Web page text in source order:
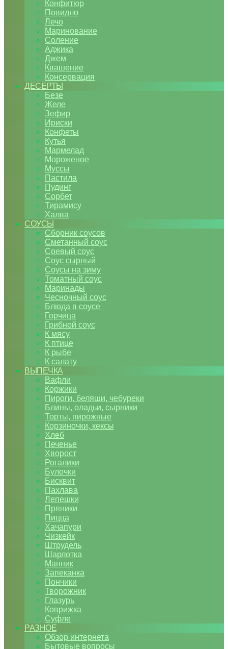
Конфитюр
Повидло
Лечо
Маринование
Соление
Аджика
Джем
Квашение
Консервация
ДЕСЕРТЫ
Безе
Желе
Зефир
Ириски
Конфеты
Кутья
Мармелад
Мороженое
Муссы
Пастила
Пудинг
Сорбет
Тирамису
Халва
СОУСЫ
Сборник соусов
Сметанный соус
Соевый соус
Соус сырный
Соусы на зиму
Томатный соус
Маринады
Чесночный соус
Блюда в соусе
Горчица
Грибной соус
К мясу
К птице
К рыбе
К салату
ВЫПЕЧКА
Вафли
Коржики
Пироги, беляши, чебуреки
Блины, оладьи, сырники
Торты, пирожные
Корзиночки, кексы
Хлеб
Печенье
Хворост
Рогалики
Булочки
Бисквит
Пахлава
Лепешки
Пряники
Пицца
Хачапури
Чизкейк
Штрудель
Шарлотка
Манник
Запеканка
Пончики
Творожник
Глазурь
Коврижка
Суфле
РАЗНОЕ
Обзор интернета
Бытовые вопросы